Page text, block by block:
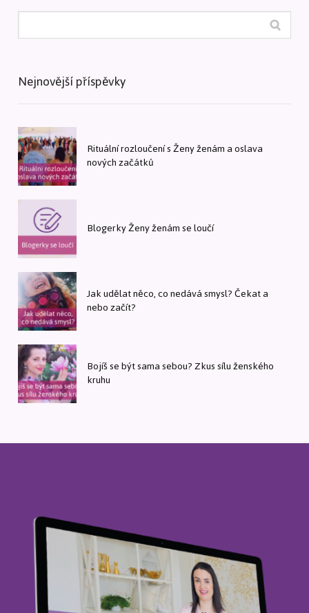
Nejnovější příspěvky
Rituální rozloučení s Ženy ženám a oslava
nových začátků
Blogerky Ženy ženám se loučí
Jak udělat něco, co nedává smysl? Čekat a
nebo začít?
Bojíš se být sama sebou? Zkus sílu ženského
kruhu